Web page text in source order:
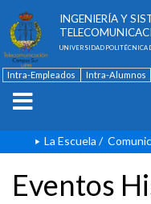
INGENIERÍA Y
UNIVERSIDAD POLITÉCNICA
Intra-Empleados Intra-Alumnos
La Escuela /
Eventos